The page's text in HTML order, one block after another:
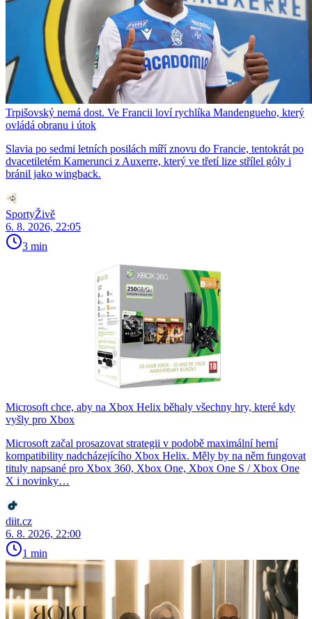
Trpišovský nemá dost. Ve Francii loví rychlíka Mandengueho, který
ovládá obranu i útok
Slavia po sedmi letních posilách míří znovu do Francie, tentokrát po
dvacetiletém Kamerunci z Auxerre, který ve třetí lize střílel góly i
bránil jako wingback.
SportyŽivě
6. 8. 2026, 22:05
3 min
Microsoft chce, aby na Xbox Helix běhaly všechny hry, které kdy
vyšly pro Xbox
Microsoft začal prosazovat strategii v podobě maximální herní
kompatibility nadcházejícího Xbox Helix. Měly by na něm fungovat
tituly napsané pro Xbox 360, Xbox One, Xbox One S / Xbox One
X i novinky…
diit.cz
6. 8. 2026, 22:00
1 min